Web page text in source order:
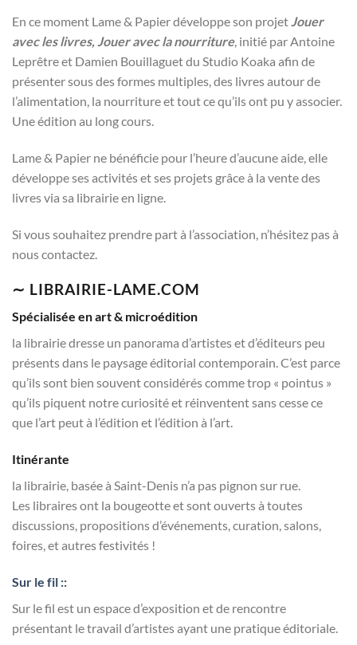
En ce moment Lame & Papier développe son projet Jouer
avec les livres, Jouer avec la nourriture, initié par Antoine
Leprêtre et Damien Bouillaguet du Studio Koaka afin de
présenter sous des formes multiples, des livres autour de
l’alimentation, la nourriture et tout ce qu’ils ont pu y associer.
Une édition au long cours.
Lame & Papier ne bénéficie pour l’heure d’aucune aide, elle
développe ses activités et ses projets grâce à la vente des
livres via sa librairie en ligne.
Si vous souhaitez prendre part à l’association, n’hésitez pas à
nous contactez.
∼ LIBRAIRIE-LAME.COM
Spécialisée en art & microédition
la librairie dresse un panorama d’artistes et d’éditeurs peu
présents dans le paysage éditorial contemporain. C’est parce
qu’ils sont bien souvent considérés comme trop « pointus »
qu’ils piquent notre curiosité et réinventent sans cesse ce
que l’art peut à l’édition et l’édition à l’art.
Itinérante
la librairie, basée à Saint-Denis n’a pas pignon sur rue.
Les libraires ont la bougeotte et sont ouverts à toutes
discussions, propositions d’événements, curation, salons,
foires, et autres festivités !
Sur le fil ::
Sur le fil est un espace d’exposition et de rencontre
présentant le travail d’artistes ayant une pratique éditoriale.